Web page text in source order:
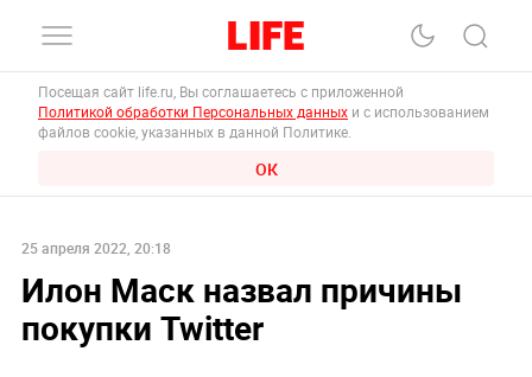
Посещая сайт life.ru, Вы соглашаетесь с приложенной
Политикой обработки Персональных данных и с использованием
файлов cookie, указанных в данной Политике.
ОК
25 апреля 2022, 20:18
Илон Маск назвал причины
покупки Twitter